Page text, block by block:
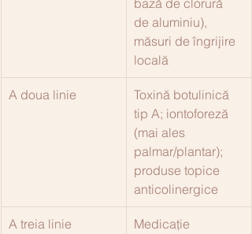
bază de clorură
de aluminiu),
măsuri de îngrijire
locală
A doua linie
Toxină botulinică
tip A; iontoforeză
(mai ales
palmar/plantar);
produse topice
anticolinergice
A treia linie
Medicație